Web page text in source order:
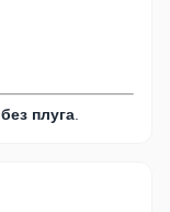
без плуга